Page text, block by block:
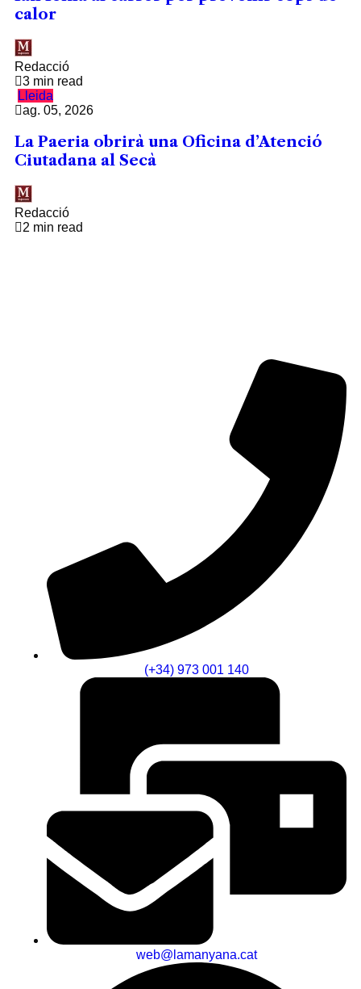
calor
Redacció
3 min read
Lleida
ag. 05, 2026
La Paeria obrirà una Oficina d’Atenció
Ciutadana al Secà
Redacció
2 min read
(+34) 973 001 140
web@lamanyana.cat